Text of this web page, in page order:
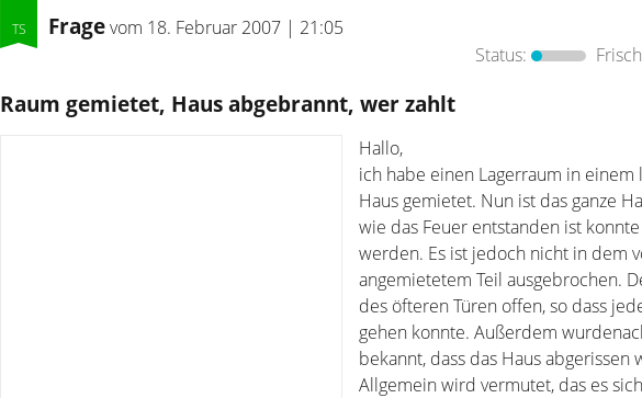
Fragevom 18. Februar 2007 | 21:05
Status:
Raum gemietet, Haus abgebrannt, wer zahlt
Hallo,
ich habe einen Lagerraum in
Haus gemietet. Nun ist das ganze
wie das Feuer entstanden ist
werden. Es ist jedoch nicht in dem
angemietetem Teil ausgebrochen.
des öfteren Türen offen, so dass
gehen konnte. Außerdem
bekannt, dass das Haus abgerissen
Allgemein wird vermutet, das es